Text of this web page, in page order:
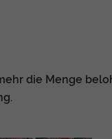
die Menge